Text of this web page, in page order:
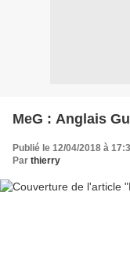
MeG : Anglais
Publié le 12/04/2018 à
Par thierry